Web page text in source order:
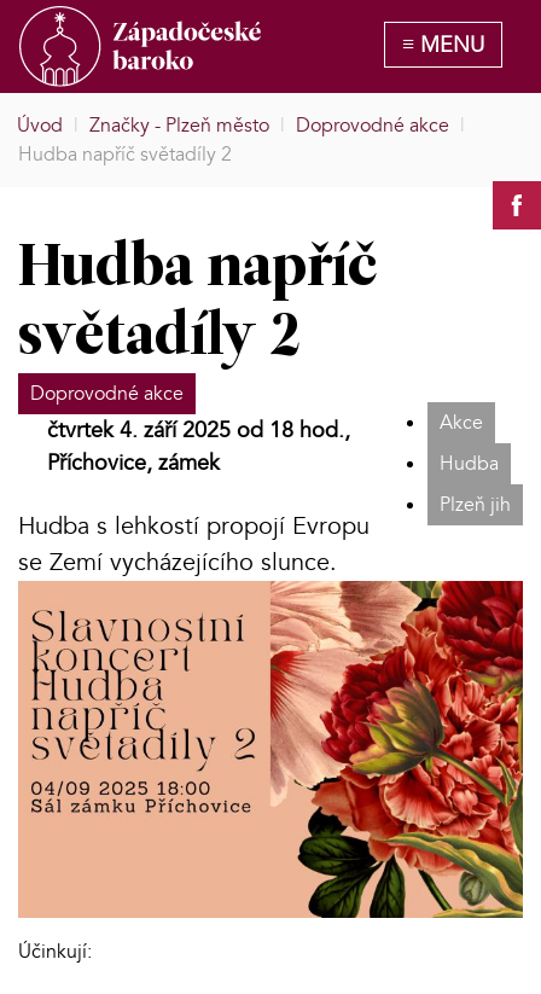
Úvod | Značky - Plzeň město | Doprovodné akce |
Hudba napříč světadíly 2
Hudba napříč
světadíly 2
Doprovodné akce
Akce
Hudba
Plzeň jih
čtvrtek 4. září 2025 od 18 hod.,
Příchovice, zámek
Hudba s lehkostí propojí Evropu
se Zemí vycházejícího slunce.
Účinkují: